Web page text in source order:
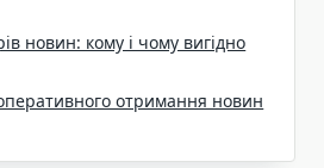
новин: кому і чому вигідно
отримання новин